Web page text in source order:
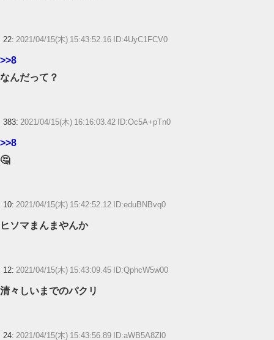
22: 2021/04/15(木) 15:43:52.16 ID:4UyC1FCV0
>>8
なんだって？
383: 2021/04/15(木) 16:16:03.42 ID:Oc5A+pTn0
>>8
🤔
10: 2021/04/15(木) 15:42:52.12 ID:eduBNBvq0
ヒソマまんまやんか
12: 2021/04/15(木) 15:43:09.45 ID:QphcW5w00
清々しいまでのパクリ
24: 2021/04/15(木) 15:43:56.89 ID:aWB5A8Zl0